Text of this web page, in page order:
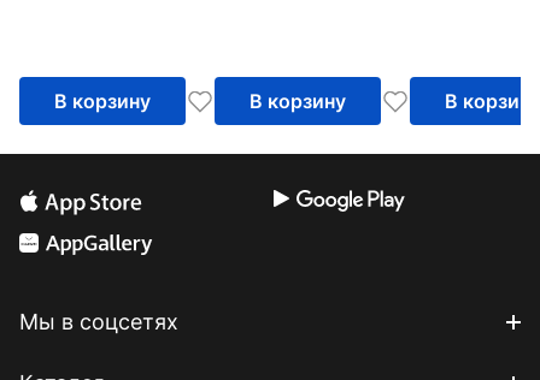
В корзину В корзину В корзину
Мы в соцсетях